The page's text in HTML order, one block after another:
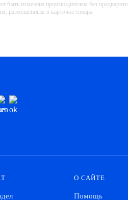
быть изменена производителем без
размещённым в карточке товара.
О САЙТЕ
Помощь